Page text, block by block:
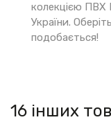
колекцією ПВХ
України.
подобається!
16 інших